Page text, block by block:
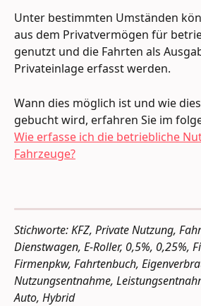
Unter bestimmten Umständen
aus dem Privatvermögen für
genutzt und die Fahrten als
Privateinlage erfasst werden.
Wann dies möglich ist und wie
gebucht wird, erfahren Sie im
Wie erfasse ich die betriebliche
Fahrzeuge?
Stichworte: KFZ, Private Nutzung,
Dienstwagen, E-Roller, 0,5%, 0,25%,
Firmenpkw, Fahrtenbuch,
Nutzungsentnahme,
Auto, Hybrid